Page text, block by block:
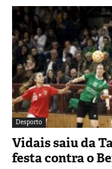
Desporto
Vidais saiu da
festa contra o